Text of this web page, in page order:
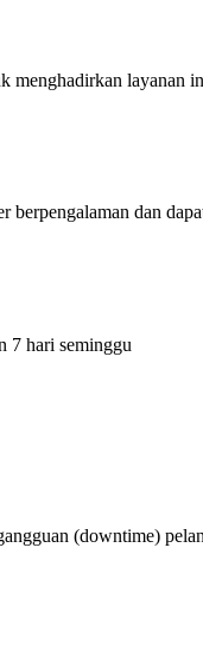
layanan
berpengalaman dan
7 hari seminggu
(downtime)